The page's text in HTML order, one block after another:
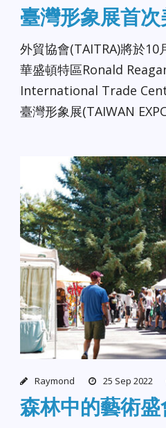
臺灣形象展首
外貿協會(TAITRA)將於10
華盛頓特區Ronald
International Trade
臺灣形象展(TAIWAN
Raymond 25 Sep 2022
森林中的藝術盛